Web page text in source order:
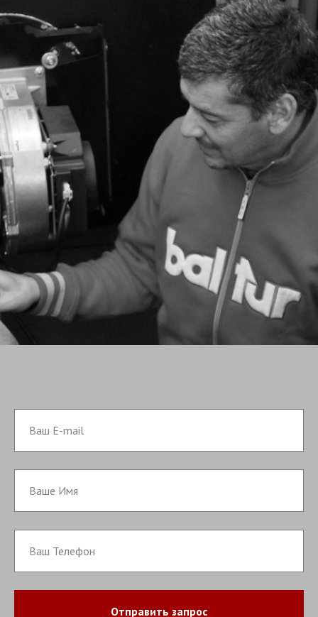
Запросить
Отправить запрос